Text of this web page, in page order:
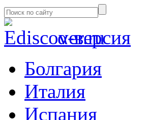
α-версия
Болгария
Италия
Испания